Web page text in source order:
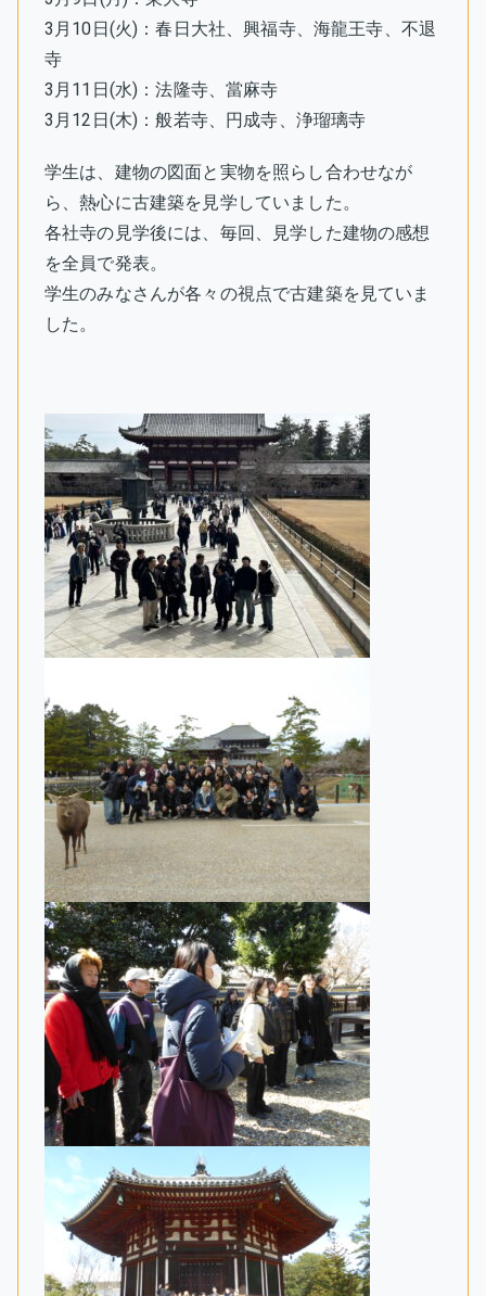
3月10日(火)：春日大社、興福寺、海龍王寺、不退
寺
3月11日(水)：法隆寺、當麻寺
3月12日(木)：般若寺、円成寺、浄瑠璃寺
学生は、建物の図面と実物を照らし合わせなが
ら、熱心に古建築を見学していました。
各社寺の見学後には、毎回、見学した建物の感想
を全員で発表。
学生のみなさんが各々の視点で古建築を見ていま
した。